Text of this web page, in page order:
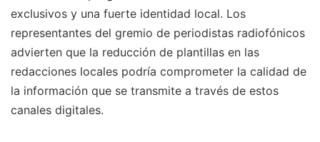
exclusivos y una fuerte identidad local. Los
representantes del gremio de periodistas radiofónicos
advierten que la reducción de plantillas en las
redacciones locales podría comprometer la calidad de
la información que se transmite a través de estos
canales digitales.